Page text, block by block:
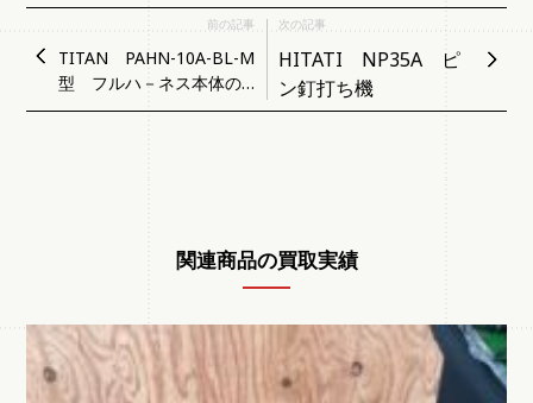
次の記事
HITATI NP35A ピ
ン釘打ち機
前の記事
TITAN PAHN-10A-BL-M
型 フルハ－ネス本体の
み
関連商品の買取実績